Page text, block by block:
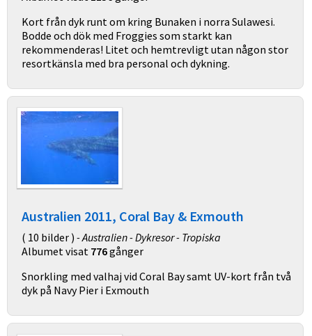
Kort från dyk runt om kring Bunaken i norra Sulawesi.
Bodde och dök med Froggies som starkt kan
rekommenderas! Litet och hemtrevligt utan någon stor
resortkänsla med bra personal och dykning.
Australien 2011, Coral Bay & Exmouth
( 10 bilder ) - Australien - Dykresor - Tropiska
Albumet visat 776gånger
Snorkling med valhaj vid Coral Bay samt UV-kort från två
dyk på Navy Pier i Exmouth